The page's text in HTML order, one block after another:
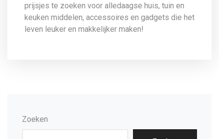
prijsjes te zoeken voor alledaagse huis, tuin en
keuken middelen, accessoires en gadgets die het
leven leuker en makkelijker maken!
Zoeken